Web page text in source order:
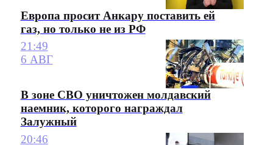
Европа просит Анкару поставить ей
газ, но только не из РФ
21:49
6 АВГ
В зоне СВО уничтожен молдавский
наемник, которого награждал
Залужный
20:46